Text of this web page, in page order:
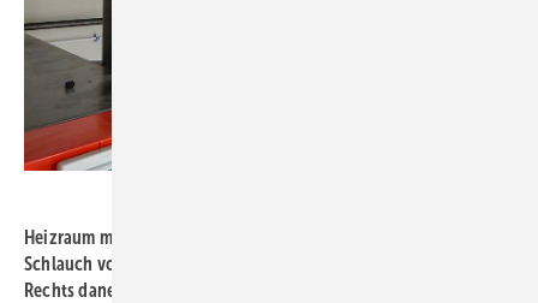
Heizraum mit Pelletkessel, daneben Saugturbine mit flexiblem
Schlauch vom pneumatischen Entnahmesystem „Maulwurf“
Rechts daneben befindet sich der Pufferspeicher.